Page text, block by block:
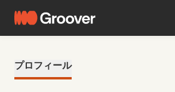
プロフィール